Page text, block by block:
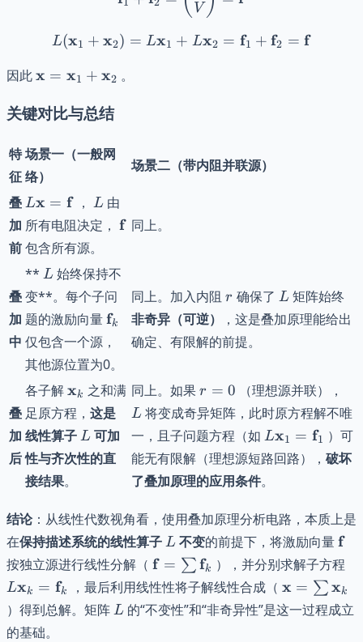
V
L(\mathbf{x}_1 +
L(x1 + x2) = Lx1 + Lx2 = f1 + f2 = f
因此\mathbf{x} =
+
x = x1 + x2 。
关键对比与总结
特
征
场景一（一般网
络）
场景二（带内阻并联源）
叠
加
前
L\mathbf{x}
=
\mathbf{f}
Lx = f， L
L由
所有电阻决定， \mathbf{f}
f
包含所有源。
同上。
叠
加
中
** L
L 始终保持不
变**。每个子问
题的激励向量\mathbf{f}_k
fk
仅包含一个源，
其他源位置为0。
同上。加入内阻 r
r 确保了 L
L矩阵始终
非奇异（可逆）
，这是叠加原理能给出
确定、有限解的前提。
叠
加
后
各子解\mathbf{x}_k
xk 之和满
足原方程， 这是
线性算子 L
L 可加
性与齐次性的直
接结果。
同上。如果r=0
r = 0 （理想源并联），
L 将变成奇异矩阵，此时原方程解不唯
一，且子问题方程（如 Lx1 = f1 ）可
能无有限解（理想源短路回路）， 破坏
了叠加原理的应用条件。
结论：从线性代数视角看，使用叠加原理分析电路，本质上是
在保持描述系统的线性算子 L
L 不变的前提下，将激励向量f
按独立源进行线性分解（ \mathbf{f} =
\sum
\mathbf{f}_k
f = ∑fk ），并分别求解子方程
Lxk = fk ，最后利用线性性将子解线性合成（
\sum
x = ∑xk
）得到总解。矩阵 L
L 的“不变性”和“非奇异性”是这一过程成立
的基础。